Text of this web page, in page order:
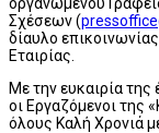
Σχέσεων (
δίαυλο
Εταιρίας.
Με την ευκαιρία της
οι Εργαζόμενοι της
όλους Καλή Χρονιά